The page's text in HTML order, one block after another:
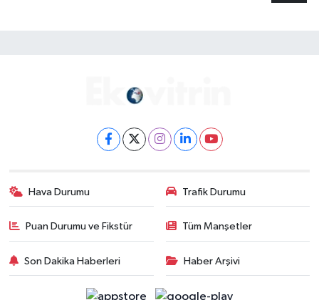
Hava Durumu Trafik Durumu
Puan Durumu ve Fikstür Tüm Manşetler
Son Dakika Haberleri Haber Arşivi